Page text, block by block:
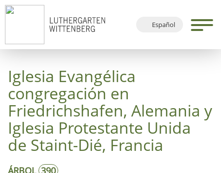
Español
Iglesia Evangélica
congregación en
Friedrichshafen, Alemania y
Iglesia Protestante Unida
de Staint-Dié, Francia
ÁRBOL 390